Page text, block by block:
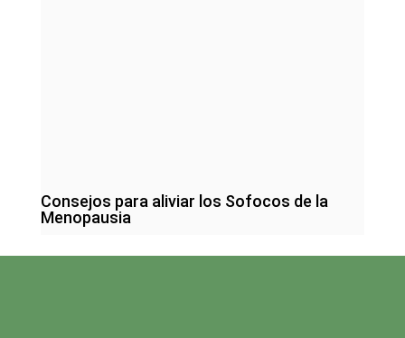
Consejos para aliviar los Sofocos de la
Menopausia